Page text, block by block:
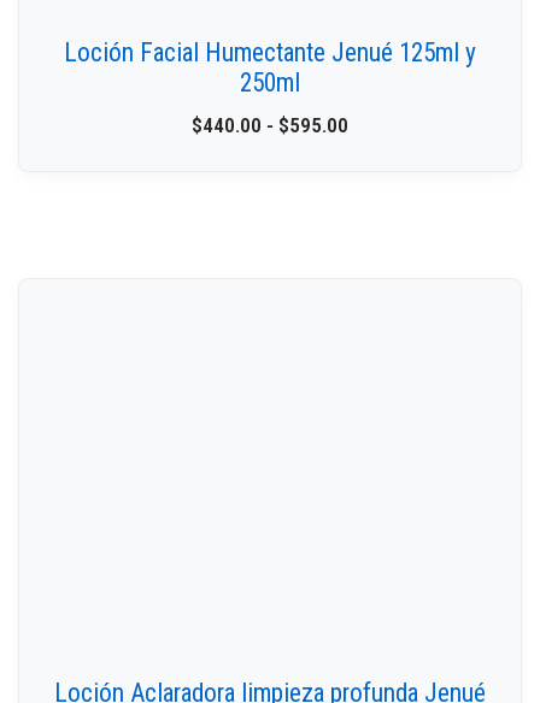
Loción Facial Humectante Jenué 125ml y
250ml
$440.00 - $595.00
Loción Aclaradora limpieza profunda Jenué